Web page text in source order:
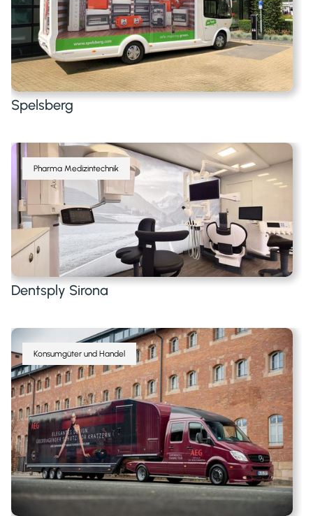
Spelsberg
Dentsply Sirona
Pharma Medizintechnik
Konsumgüter und Handel